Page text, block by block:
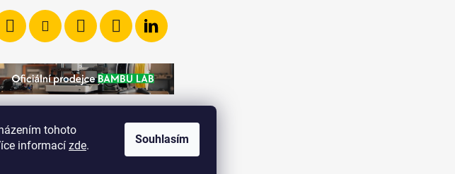
tohoto
informací zde. Souhlasím
y
v
p
i
s
u